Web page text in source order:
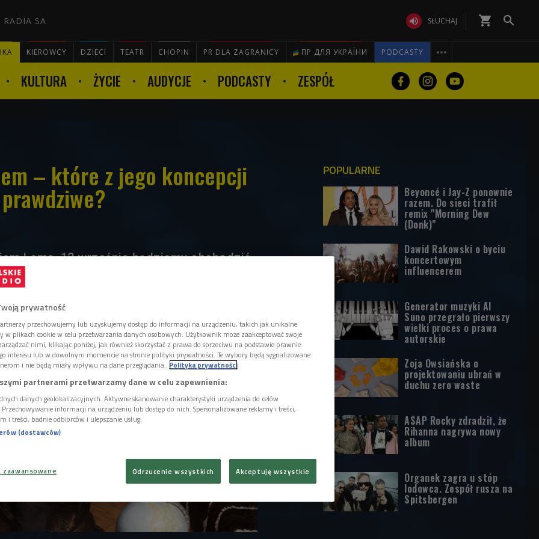
RADIA SA  SŁUCHAJ shopping_cart 
KIEROWCY DZIECI TEATR CHOPIN PR DLA ZAGRANICY ПР ДЛЯ УКРАЇНИ PODCASTY 

KULTURA ŻYCIE AUDYCJE PODCASTY ZESPÓŁ
– które z jego koncepcji
Lema, 12 września będziemy obchodzić
tego niezwykłego futurologa, pisarza s-
W swoich książkach opisywał
które wyprzedzały swoją epokę.
z nich - papyrolizie.
POPULARNE
Beyoncé i Jay-Z ponownie
razem. Do sieci trafił
remix "Morning Dew
(Donk)"
Dawid Rakowski o byciu
koncertowym
influencerem
Generator muzyki AI
Suno przegrało pierwszy
wielki proces o prawa
autorskie
Zoja Owsiańska o
projektowaniu ubrań w
duchu zero waste
A$AP Rocky zdradził, że
Rihanna nagrywa nowy
album
Organek zagra u stóp
lodowca. Zespół rusza na
Spitsbergen
prywatność
przechowujemy lub uzyskujemy dostęp do informacji na urządzeniu, takich jak unikalne
w plikach cookie w celu przetwarzania danych osobowych. Użytkownik może zaakceptować swoje
nimi, klikając poniżej, jak również skorzystać z prawa do sprzeciwu na podstawie prawnie
interesu lub w dowolnym momencie na stronie polityki prywatności. Te wybory będą sygnalizowane
i nie będą miały wpływu na dane przeglądania. Polityka prywatności
partnerami przetwarzamy dane w celu zapewnienia:
danych geolokalizacyjnych. Aktywne skanowanie charakterystyki urządzenia do celów
informacji na urządzeniu lub dostęp do nich. Spersonalizowane reklamy i treści,
i treści, badnie odbiorców i ulepszanie usług.
(dostawców)
Odrzucenie wszystkich Akceptuję wszystkie